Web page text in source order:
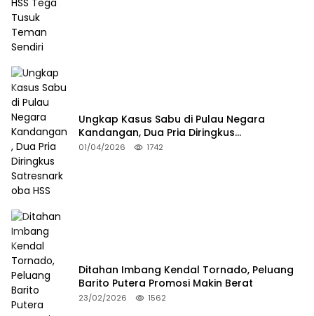
Ungkap Kasus Sabu di Pulau Negara
Kandangan, Dua Pria Diringkus
Satresnarkoba HSS
01/04/2026 1742
Ditahan Imbang Kendal Tornado, Peluang
Barito Putera Promosi Makin Berat
23/02/2026 1562